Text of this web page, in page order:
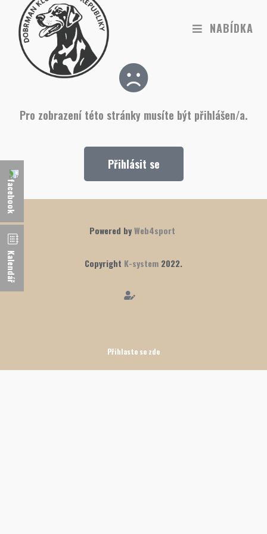
NABÍDKA
Pro zobrazení této stránky musíte být přihlášen/a.
Přihlásit se
Powered byWeb4sport
Copyright K-system 2022.
Přihlaste se zde
Kalendář